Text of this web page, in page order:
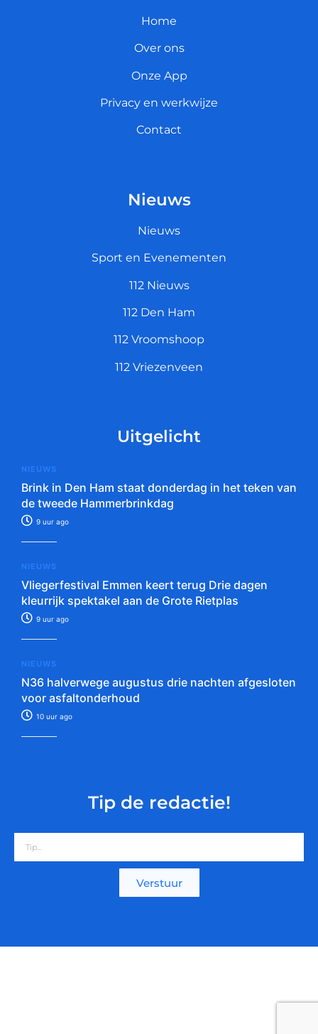
Home
Over ons
Onze App
Privacy en werkwijze
Contact
Nieuws
Nieuws
Sport en Evenementen
112 Nieuws
112 Den Ham
112 Vroomshoop
112 Vriezenveen
Uitgelicht
NIEUWS
Brink in Den Ham staat donderdag in het teken van
de tweede Hammerbrinkdag
9 uur ago
NIEUWS
Vliegerfestival Emmen keert terug Drie dagen
kleurrijk spektakel aan de Grote Rietplas
9 uur ago
NIEUWS
N36 halverwege augustus drie nachten afgesloten
voor asfaltonderhoud
10 uur ago
Tip de redactie!
Verstuur